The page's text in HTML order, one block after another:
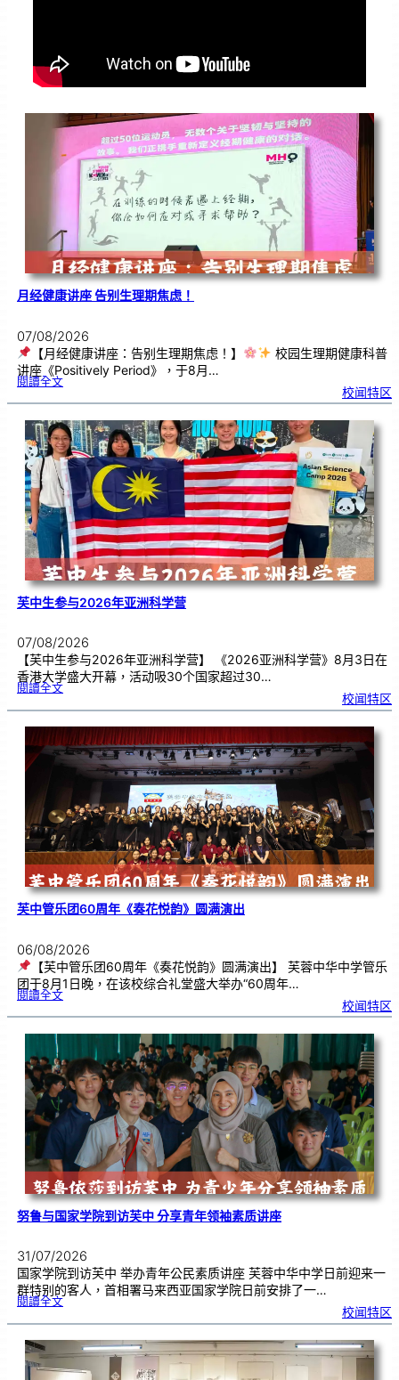
月经健康讲座 告别生理期焦虑！
07/08/2026
【月经健康讲座：告别生理期焦虑！】
校园生理期健康科普
讲座《Positively Period》，于8月…
閱讀全文:月
康
座
告
别
生
理
期
焦
虑
！
校闻特区
芙中生参与2026年亚洲科学营
07/08/2026
【芙中生参与2026年亚洲科学营】 《2026亚洲科学营》8月3日在
香港大学盛大开幕，活动吸30个国家超过30…
閱讀全文:芙
参
2
0
2
6
年
亚
洲科
校闻特区
芙中管乐团60周年《奏花悦韵》圆满演出
06/08/2026
【芙中管乐团60周年《奏花悦韵》圆满演出】 芙蓉中华中学管乐
团于8月1日晚，在该校综合礼堂盛大举办“60周年…
閱讀全文:芙
乐
6
0
《
奏
花
悦
韵
》
圆
满
演
出
校闻特区
努鲁与国家学院到访芙中 分享青年领袖素质讲座
31/07/2026
国家学院到访芙中 举办青年公民素质讲座 芙蓉中华中学日前迎来一
群特别的客人，首相署马来西亚国家学院日前安排了一…
閱讀全文:努
国
学
院
到
访
中
分
校闻特区